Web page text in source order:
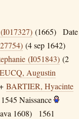
(1665)
Date
(4 sep 1642)
(I051843) (2
Augustin
BARTIER, Hyacinte
1545 Naissance
1608)
1561